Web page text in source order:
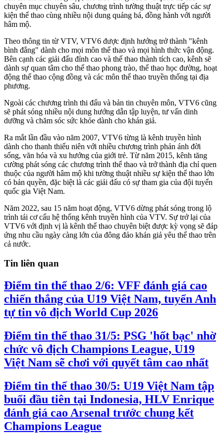
chuyên mục chuyên sâu, chương trình tường thuật trực tiếp các sự
kiện thể thao cùng nhiều nội dung quảng bá, đồng hành với người
hâm mộ.
Theo thông tin từ VTV, VTV6 được định hướng trở thành "kênh
bình đẳng" dành cho mọi môn thể thao và mọi hình thức vận động.
Bên cạnh các giải đấu đỉnh cao và thể thao thành tích cao, kênh sẽ
dành sự quan tâm cho thể thao phong trào, thể thao học đường, hoạt
động thể thao cộng đồng và các môn thể thao truyền thống tại địa
phương.
Ngoài các chương trình thi đấu và bản tin chuyên môn, VTV6 cũng
sẽ phát sóng nhiều nội dung hướng dẫn tập luyện, tư vấn dinh
dưỡng và chăm sóc sức khỏe dành cho khán giả.
Ra mắt lần đầu vào năm 2007, VTV6 từng là kênh truyền hình
dành cho thanh thiếu niên với nhiều chương trình phản ánh đời
sống, văn hóa và xu hướng của giới trẻ. Từ năm 2015, kênh tăng
cường phát sóng các chương trình thể thao và trở thành địa chỉ quen
thuộc của người hâm mộ khi tường thuật nhiều sự kiện thể thao lớn
có bản quyền, đặc biệt là các giải đấu có sự tham gia của đội tuyển
quốc gia Việt Nam.
Năm 2022, sau 15 năm hoạt động, VTV6 dừng phát sóng trong lộ
trình tái cơ cấu hệ thống kênh truyền hình của VTV. Sự trở lại của
VTV6 với định vị là kênh thể thao chuyên biệt được kỳ vọng sẽ đáp
ứng nhu cầu ngày càng lớn của đông đảo khán giả yêu thể thao trên
cả nước.
Tin liên quan
Điểm tin thể thao 2/6: VFF đánh giá cao
chiến thắng của U19 Việt Nam, tuyển Anh
tự tin vô địch World Cup 2026
Điểm tin thể thao 31/5: PSG 'hốt bạc' nhờ
chức vô địch Champions League, U19
Việt Nam sẽ chơi với quyết tâm cao nhất
Điểm tin thể thao 30/5: U19 Việt Nam tập
buổi đầu tiên tại Indonesia, HLV Enrique
đánh giá cao Arsenal trước chung kết
Champions League